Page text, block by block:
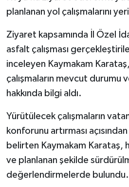
planlanan yol çalışmalarını
Ziyaret kapsamında İl Özel
asfalt çalışması
inceleyen Kaymakam
çalışmaların mevcut durumu
hakkında bilgi aldı.
Yürütülecek çalışmaların
konforunu artırması açısından
belirten Kaymakam Karataş,
ve planlanan şekilde
değerlendirmelerde bulundu.